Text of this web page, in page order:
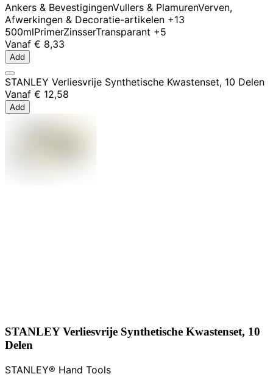
Ankers & BevestigingenVullers & PlamurenVerven,
Afwerkingen & Decoratie-artikelen +13
500mlPrimerZinsserTransparant +5
Vanaf € 8,33
Add
STANLEY Verliesvrije Synthetische Kwastenset, 10 Delen
Vanaf € 12,58
Add
STANLEY Verliesvrije Synthetische Kwastenset, 10
Delen
STANLEY® Hand Tools